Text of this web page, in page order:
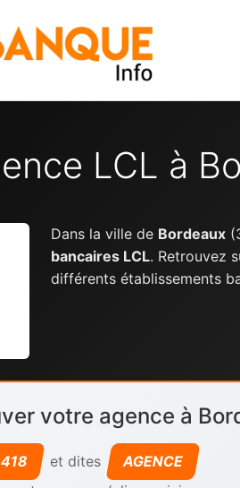
LCL à
Dans la ville de Bordeaux
bancaires LCL. Retrouvez
différents établissements
votre agence à
et dites
AGENCE